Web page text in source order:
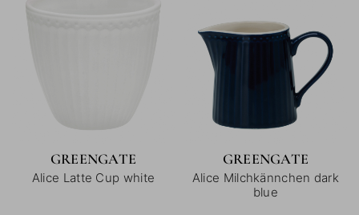
GREENGATE
Alice Latte Cup white
GREENGATE
Alice Milchkännchen dark
blue